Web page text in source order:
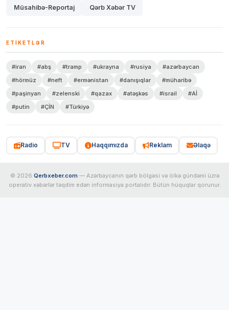
Müsahibə-Reportaj Qərb Xəbər TV
ETIKETLƏR
#iran #abş #tramp #ukrayna #rusiya
#azərbaycan
#hörmüz
#neft #ermənistan #danışıqlar
#müharibə
#paşinyan
#zelenski #qazax #atəşkəs #israil
#Aİ
#putin
#ÇİN #Türkiyə
Radio TV Haqqımızda Reklam Əlaqə
© 2026 Qerbxeber.com — Azərbaycanın qərb bölgəsi və ölkə gündəmi üzrə
operativ xəbərlər təqdim edən informasiya portalıdır. Bütün hüquqlar qorunur.